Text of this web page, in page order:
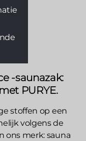
-saunazak:
PURYE.
stoffen op een
volgens de
ons merk: sauna